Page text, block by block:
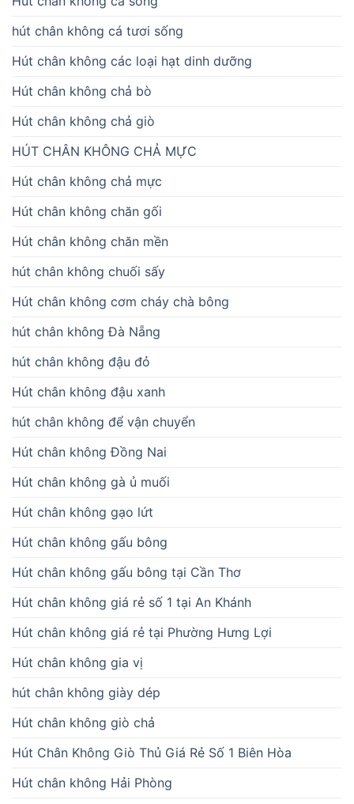
hút chân không cá tươi sống
Hút chân không các loại hạt dinh dưỡng
Hút chân không chả bò
Hút chân không chả giò
HÚT CHÂN KHÔNG CHẢ MỰC
Hút chân không chả mực
Hút chân không chăn gối
Hút chân không chăn mền
hút chân không chuối sấy
Hút chân không cơm cháy chà bông
hút chân không Đà Nẵng
hút chân không đậu đỏ
Hút chân không đậu xanh
hút chân không để vận chuyển
Hút chân không Đồng Nai
Hút chân không gà ủ muối
Hút chân không gạo lứt
Hút chân không gấu bông
Hút chân không gấu bông tại Cần Thơ
Hút chân không giá rẻ số 1 tại An Khánh
Hút chân không giá rẻ tại Phường Hưng Lợi
Hút chân không gia vị
hút chân không giày dép
Hút chân không giò chả
Hút Chân Không Giò Thủ Giá Rẻ Số 1 Biên Hòa
Hút chân không Hải Phòng